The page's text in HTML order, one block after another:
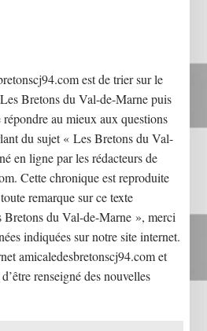
est de trier sur le
Bretons du Val-de-Marne puis
au mieux aux questions
du sujet « Les Bretons du Val-
en ligne par les rédacteurs de
Cette chronique est reproduite
remarque sur ce texte
Bretons du Val-de-Marne », merci
indiquées sur notre site internet.
amicaledesbretonscj94.com et
renseigné des nouvelles